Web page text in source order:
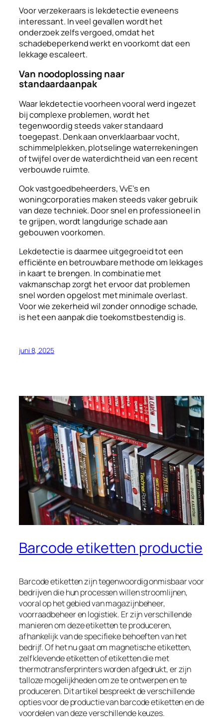
Voor verzekeraars is lekdetectie eveneens
interessant. In veel gevallen wordt het
onderzoek zelfs vergoed, omdat het
schadebeperkend werkt en voorkomt dat een
lekkage escaleert.
Van noodoplossing naar
standaardaanpak
Waar lekdetectie voorheen vooral werd ingezet
bij complexe problemen, wordt het
tegenwoordig steeds vaker standaard
toegepast. Denk aan onverklaarbaar vocht,
schimmelplekken, plotselinge waterrekeningen
of twijfel over de waterdichtheid van een recent
verbouwde ruimte.
Ook vastgoedbeheerders, VvE’s en
woningcorporaties maken steeds vaker gebruik
van deze techniek. Door snel en professioneel in
te grijpen, wordt langdurige schade aan
gebouwen voorkomen.
Lekdetectie is daarmee uitgegroeid tot een
efficiënte en betrouwbare methode om lekkages
in kaart te brengen. In combinatie met
vakmanschap zorgt het ervoor dat problemen
snel worden opgelost met minimale overlast.
Voor wie zekerheid wil zonder onnodige schade,
is het een aanpak die toekomstbestendig is.
juni 8, 2025
Barcode etiketten productie
Barcode etiketten zijn tegenwoordig onmisbaar voor
bedrijven die hun processen willen stroomlijnen,
vooral op het gebied van magazijnbeheer,
voorraadbeheer en logistiek. Er zijn verschillende
manieren om deze etiketten te produceren,
afhankelijk van de specifieke behoeften van het
bedrijf. Of het nu gaat om magnetische etiketten,
zelfklevende etiketten of etiketten die met
thermotransferprinters worden afgedrukt, er zijn
talloze mogelijkheden om ze te ontwerpen en te
produceren. Dit artikel bespreekt de verschillende
opties voor de productie van barcode etiketten en de
voordelen van deze verschillende keuzes.